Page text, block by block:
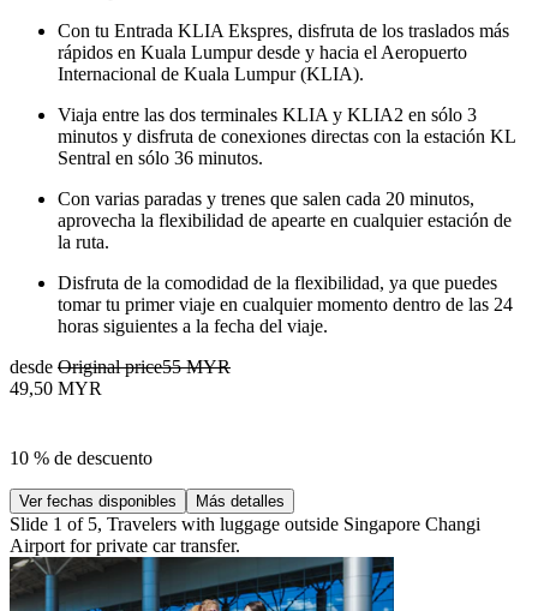
Con tu Entrada KLIA Ekspres, disfruta de los traslados más
rápidos en Kuala Lumpur desde y hacia el Aeropuerto
Internacional de Kuala Lumpur (KLIA).
Viaja entre las dos terminales KLIA y KLIA2 en sólo 3
minutos y disfruta de conexiones directas con la estación KL
Sentral en sólo 36 minutos.
Con varias paradas y trenes que salen cada 20 minutos,
aprovecha la flexibilidad de apearte en cualquier estación de
la ruta.
Disfruta de la comodidad de la flexibilidad, ya que puedes
tomar tu primer viaje en cualquier momento dentro de las 24
horas siguientes a la fecha del viaje.
desde Original price55 MYR
49,50 MYR
10 % de descuento
Ver fechas disponibles Más detalles
Slide 1 of 5, Travelers with luggage outside Singapore Changi
Airport for private car transfer.